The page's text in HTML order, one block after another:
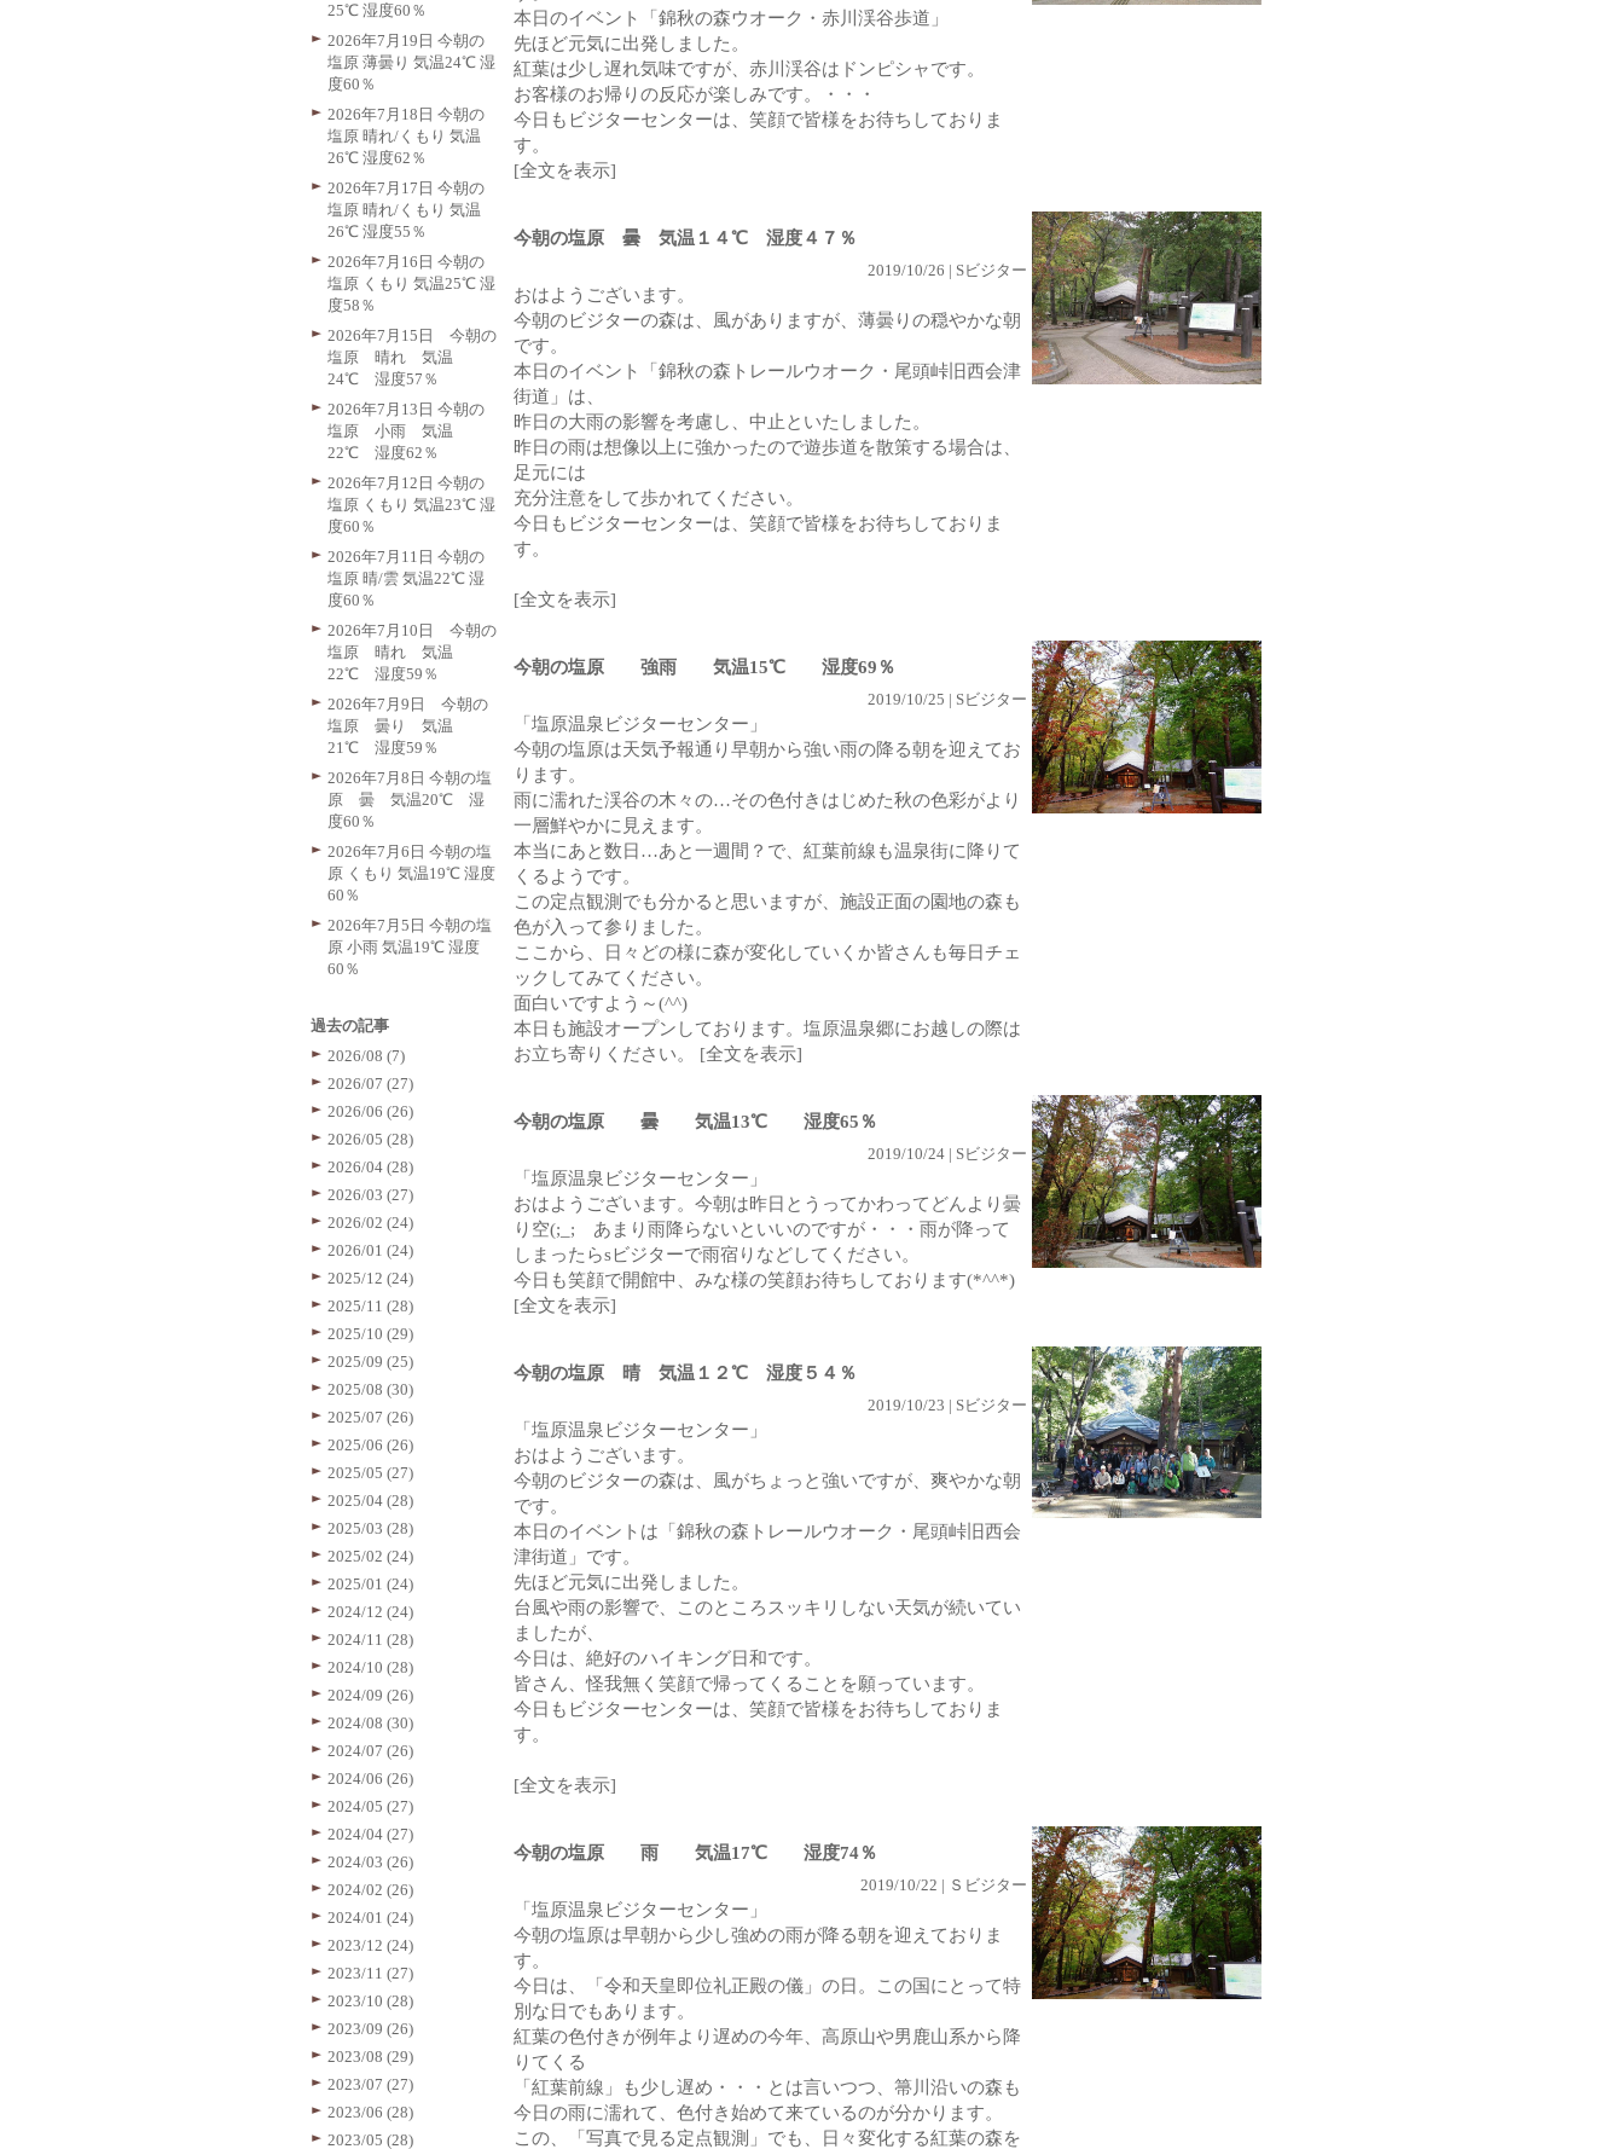
本日のイベント「錦秋の森ウオーク・赤川渓谷歩道」
先ほど元気に出発しました。
紅葉は少し遅れ気味ですが、赤川渓谷はドンピシャです。
お客様のお帰りの反応が楽しみです。・・・
今日もビジターセンターは、笑顔で皆様をお待ちしておりま
す。
[全文を表示]
今朝の塩原 曇 気温１４℃ 湿度４７％
2019/10/26 | Sビジター
おはようございます。
今朝のビジターの森は、風がありますが、薄曇りの穏やかな朝
です。
本日のイベント「錦秋の森トレールウオーク・尾頭峠旧西会津
街道」は、
昨日の大雨の影響を考慮し、中止といたしました。
昨日の雨は想像以上に強かったので遊歩道を散策する場合は、
足元には
充分注意をして歩かれてください。
今日もビジターセンターは、笑顔で皆様をお待ちしておりま
す。
[全文を表示]
今朝の塩原 強雨 気温15℃ 湿度69％
2019/10/25 | Sビジター
「塩原温泉ビジターセンター」
今朝の塩原は天気予報通り早朝から強い雨の降る朝を迎えてお
ります。
雨に濡れた渓谷の木々の…その色付きはじめた秋の色彩がより
一層鮮やかに見えます。
本当にあと数日…あと一週間？で、紅葉前線も温泉街に降りて
くるようです。
この定点観測でも分かると思いますが、施設正面の園地の森も
色が入って参りました。
ここから、日々どの様に森が変化していくか皆さんも毎日チェ
ックしてみてください。
面白いですよう～(^^)
本日も施設オープンしております。塩原温泉郷にお越しの際は
お立ち寄りください。 [全文を表示]
今朝の塩原 曇 気温13℃ 湿度65％
2019/10/24 | Sビジター
「塩原温泉ビジターセンター」
おはようございます。今朝は昨日とうってかわってどんより曇
り空(;_; あまり雨降らないといいのですが・・・雨が降って
しまったらsビジターで雨宿りなどしてください。
今日も笑顔で開館中、みな様の笑顔お待ちしております(*^^*)
[全文を表示]
今朝の塩原 晴 気温１２℃ 湿度５４％
2019/10/23 | Sビジター
「塩原温泉ビジターセンター」
おはようございます。
今朝のビジターの森は、風がちょっと強いですが、爽やかな朝
です。
本日のイベントは「錦秋の森トレールウオーク・尾頭峠旧西会
津街道」です。
先ほど元気に出発しました。
台風や雨の影響で、このところスッキリしない天気が続いてい
ましたが、
今日は、絶好のハイキング日和です。
皆さん、怪我無く笑顔で帰ってくることを願っています。
今日もビジターセンターは、笑顔で皆様をお待ちしておりま
す。
[全文を表示]
今朝の塩原 雨 気温17℃ 湿度74％
2019/10/22 | Ｓビジター
「塩原温泉ビジターセンター」
今朝の塩原は早朝から少し強めの雨が降る朝を迎えておりま
す。
今日は、「令和天皇即位礼正殿の儀」の日。この国にとって特
別な日でもあります。
紅葉の色付きが例年より遅めの今年、高原山や男鹿山系から降
りてくる
「紅葉前線」も少し遅め・・・とは言いつつ、箒川沿いの森も
今日の雨に濡れて、色付き始めて来ているのが分かります。
この、「写真で見る定点観測」でも、日々変化する紅葉の森を
25℃ 湿度60％
2026年7月19日 今朝の
塩原 薄曇り 気温24℃ 湿
度60％
2026年7月18日 今朝の
塩原 晴れ/くもり 気温
26℃ 湿度62％
2026年7月17日 今朝の
塩原 晴れ/くもり 気温
26℃ 湿度55％
2026年7月16日 今朝の
塩原 くもり 気温25℃ 湿
度58％
2026年7月15日 今朝の
塩原 晴れ 気温
24℃ 湿度57％
2026年7月13日 今朝の
塩原 小雨 気温
22℃ 湿度62％
2026年7月12日 今朝の
塩原 くもり 気温23℃ 湿
度60％
2026年7月11日 今朝の
塩原 晴/雲 気温22℃ 湿
度60％
2026年7月10日 今朝の
塩原 晴れ 気温
22℃ 湿度59％
2026年7月9日 今朝の
塩原 曇り 気温
21℃ 湿度59％
2026年7月8日 今朝の塩
原 曇 気温20℃ 湿
度60％
2026年7月6日 今朝の塩
原 くもり 気温19℃ 湿度
60％
2026年7月5日 今朝の塩
原 小雨 気温19℃ 湿度
60％
過去の記事
2026/08 (7)
2026/07 (27)
2026/06 (26)
2026/05 (28)
2026/04 (28)
2026/03 (27)
2026/02 (24)
2026/01 (24)
2025/12 (24)
2025/11 (28)
2025/10 (29)
2025/09 (25)
2025/08 (30)
2025/07 (26)
2025/06 (26)
2025/05 (27)
2025/04 (28)
2025/03 (28)
2025/02 (24)
2025/01 (24)
2024/12 (24)
2024/11 (28)
2024/10 (28)
2024/09 (26)
2024/08 (30)
2024/07 (26)
2024/06 (26)
2024/05 (27)
2024/04 (27)
2024/03 (26)
2024/02 (26)
2024/01 (24)
2023/12 (24)
2023/11 (27)
2023/10 (28)
2023/09 (26)
2023/08 (29)
2023/07 (27)
2023/06 (28)
2023/05 (28)